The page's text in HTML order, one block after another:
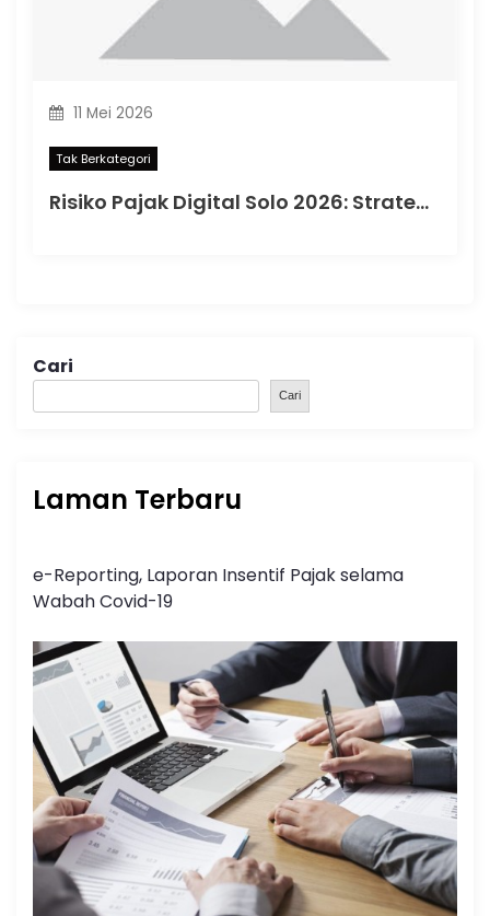
11 Mei 2026
Tak Berkategori
Risiko Pajak Digital Solo 2026: Strategi Data Rapi di Era Coretax
Cari
Cari
Laman Terbaru
e-Reporting, Laporan Insentif Pajak selama
Wabah Covid-19